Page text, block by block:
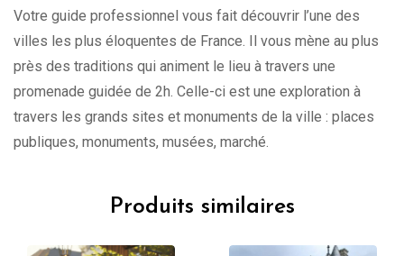
Votre guide professionnel vous fait découvrir l’une des
villes les plus éloquentes de France. Il vous mène au plus
près des traditions qui animent le lieu à travers une
promenade guidée de 2h. Celle-ci est une exploration à
travers les grands sites et monuments de la ville : places
publiques, monuments, musées, marché.
Produits similaires